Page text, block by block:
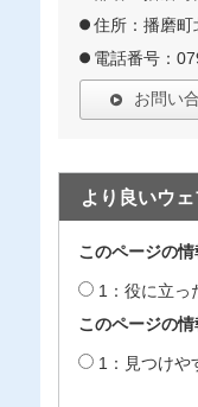
住所：播磨
電話番号：
お問い
より良いウ
このページの
1：役に立っ
このページの
1：見つけや